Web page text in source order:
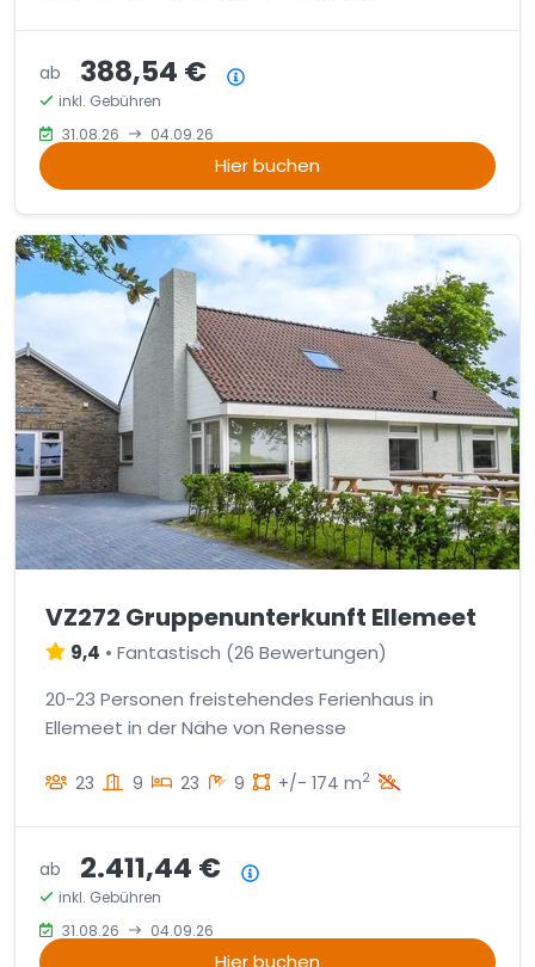
ab 388,54 €
inkl. Gebühren
31.08.26
04.09.26
Hier buchen
VZ272 Gruppenunterkunft Ellemeet
9,4 • Fantastisch (26 Bewertungen)
20-23 Personen freistehendes Ferienhaus in
Ellemeet in der Nähe von Renesse
23 9 23 9 +/- 174 m2
ab 2.411,44 €
inkl. Gebühren
31.08.26
04.09.26
Hier buchen